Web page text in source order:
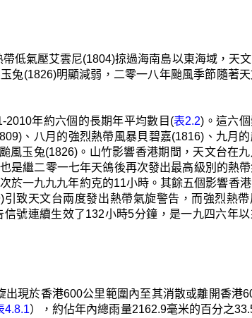
低氣壓艾雲尼(1804)掠過海南島以東海域，天
兔(1826)明顯減弱，二零一八年颱風季節隨著
2010年約六個的長期年平均數目(表2.2)。這六
、八月的強烈熱帶風暴貝碧嘉(1816)、九月
風玉兔(1826)。山竹影響香港期間，天文台在
是繼二零一七年天鴿後再次發出最高級別的熱
於一九九九年約克的11小時。其餘五個影響香
致天文台兩度發出熱帶氣旋警告，而強烈熱
號連續生效了132小時5分鐘，是一九四六年
現於香港600公里範圍內至其消散或離開香港
4.8.1），約佔年內總雨量2162.9毫米的百分之